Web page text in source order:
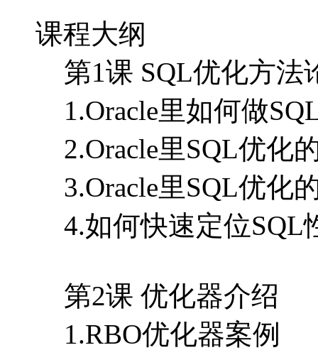
课程大纲
第1课 SQL优化方法
1.Oracle里如何做
2.Oracle里SQL优化
3.Oracle里SQL优化
4.如何快速定位SQL
第2课 优化器介绍
1.RBO优化器案例